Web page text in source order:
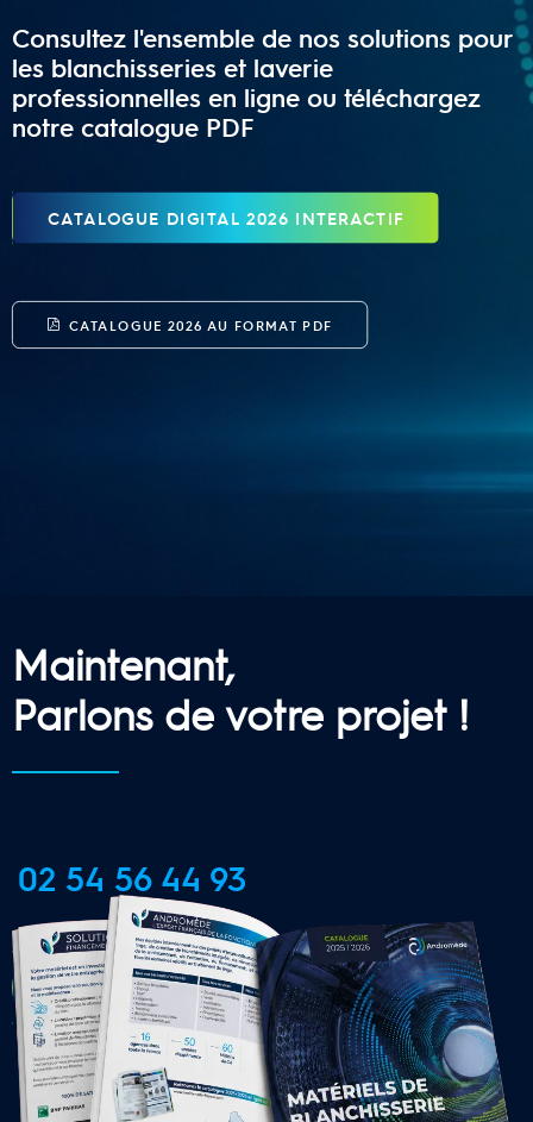
Consultez l'ensemble de nos solutions pour
les blanchisseries et laverie
professionnelles en ligne ou téléchargez
notre catalogue PDF
CATALOGUE DIGITAL 2026 INTERACTIF
CATALOGUE 2026 AU FORMAT PDF
Maintenant,
Parlons de votre projet !
02 54 56 44 93
CONTACTER UNE AGENCE
LOCALE